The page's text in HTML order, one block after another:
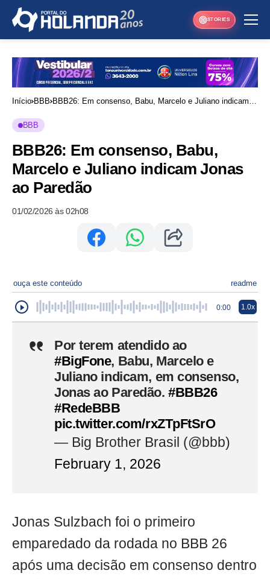
STORIES
Início BBB BBB26: Em consenso, Babu, Marcelo e Juliano indicam
BBB
BBB26: Em consenso, Babu,
Marcelo e Juliano indicam Jonas
ao Paredão
01/02/2026 às 02h08
ouça este conteúdo readme
0:00 1.0x
Por terem atendido ao
#BigFone, Babu, Marcelo e
Juliano indicam, em consenso,
Jonas ao Paredão.#BBB26
#RedeBBB
pic.twitter.com/rxZTpFtSrO
— Big Brother Brasil (@bbb)
February 1, 2026
Jonas Sulzbach foi o primeiro
emparedado da rodada no BBB 26
após uma decisão em consenso dentro